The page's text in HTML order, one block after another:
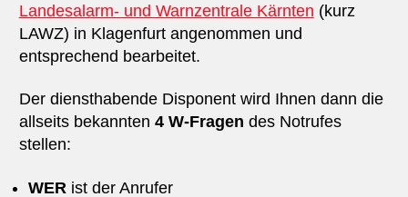
Landesalarm- und Warnzentrale Kärnten (kurz
LAWZ) in Klagenfurt angenommen und
entsprechend bearbeitet.
Der diensthabende Disponent wird Ihnen dann die
allseits bekannten 4 W-Fragen des Notrufes
stellen:
WER ist der Anrufer